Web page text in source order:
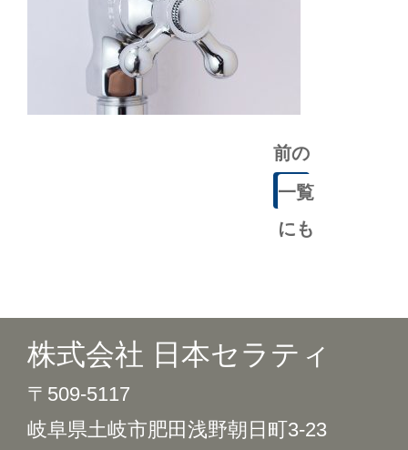
前の
記事
一覧
にも
株式会社 日本セラティ
〒509-5117
岐阜県土岐市肥田浅野朝日町3-23